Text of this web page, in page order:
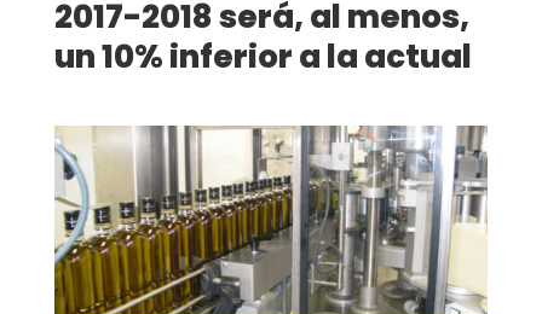
2017-2018 será, al menos,
un 10% inferior a la actual